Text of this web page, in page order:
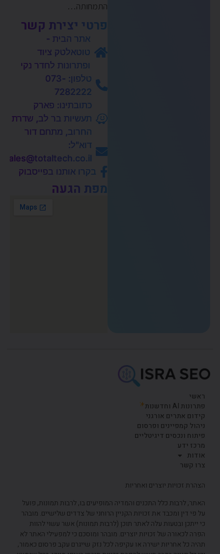
התמחותה…
פרטי יצירת קשר
אתר הבית -
טוטאלטק ציוד
ופתרונות לחדר נקי
טלפון: 073-
7282222
כתובתינו: פארק
תעשיות בר לב, שדרת
החרוב, מתחם דור
דוא"ל:
sales@totaltech.co.il
בקרו אותנו בפייסבוק
מפת הגעה
ראשי
פתרונות AI וחדשנות
קידום אתרים אורגני
ניהול קמפיינים ופרסום
פיתוח ונכסים דיגיטליים
מרכז ידע
אודות
צרו קשר
הצהרת זכויות יוצרים ואחריות
האתר, לרבות כלל התכנים והמדיה המופיעים בו, לרבות תמונות, פועל
על פי דין ומכבד את זכויות הקניין הרוחני של צדדים שלישיים. מובהר
כי ייתכן ובטעות עלה לאתר תוכן (לרבות תמונות) אשר עשוי להוות
הפרה לכאורה של זכויות יוצרים. מובהר ומוסכם כי למפעילי האתר לא
תהיה כל אחריות ישירה או עקיפה לכל נזק שייגרם עקב פרסום כאמור,